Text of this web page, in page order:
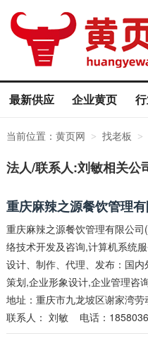
最新供应 企业黄页
当前位置： 黄页网 > 找老板 >
法人/联系人:刘敏相关公
重庆麻辣之源餐饮管理
重庆麻辣之源餐饮管理有限公
络技术开发及咨询,计算机系统
设计、制作、代理、发布：国
策划,企业形象设计,企业管理咨
地址：重庆市九龙坡区谢家湾
联系人： 刘敏 电话：